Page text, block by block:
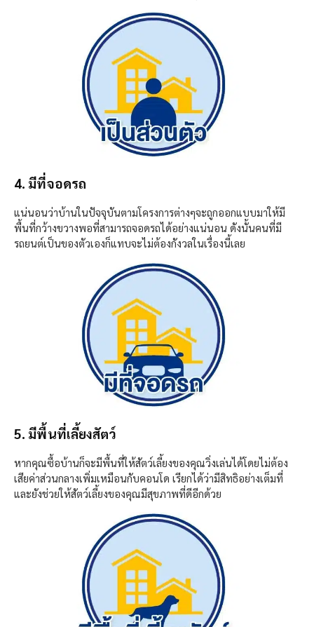
4. มีที่จอดรถ
แน่นอนว่าบ้านในปัจจุบันตามโครงการต่างๆจะถูกออกแบบมาให้มี
พื้นที่กว้างขวางพอที่สามารถจอดรถได้อย่างแน่นอน ดังนั้นคนที่มี
รถยนต์เป็นของตัวเองก็แทบจะไม่ต้องกังวลในเรื่องนี้เลย
5. มีพื้นที่เลี้ยงสัตว์
หากคุณซื้อบ้านก็จะมีพื้นที่ให้สัตว์เลี้ยงของคุณวิ่งเล่นได้โดยไม่ต้อง
เสียค่าส่วนกลางเพิ่มเหมือนกับคอนโด เรียกได้ว่ามีสิทธิอย่างเต็มที่
และยังช่วยให้สัตว์เลี้ยงของคุณมีสุขภาพที่ดีอีกด้วย